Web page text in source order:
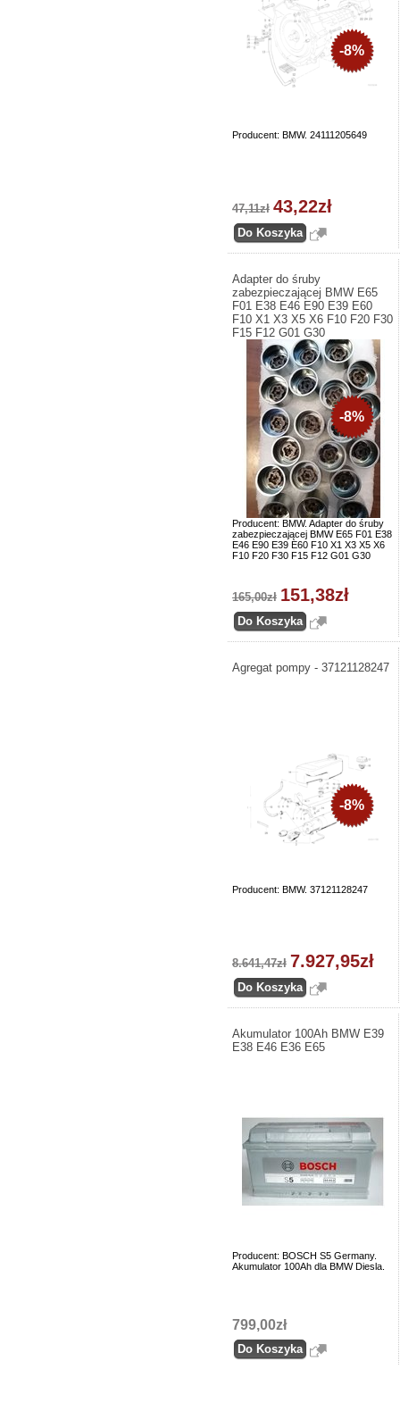
Producent: BMW. 24111205649
-8%
47,11zł 43,22zł
Adapter do śruby
zabezpieczającej BMW E65
F01 E38 E46 E90 E39 E60
F10 X1 X3 X5 X6 F10 F20 F30
F15 F12 G01 G30
Producent: BMW. Adapter do śruby
zabezpieczającej BMW E65 F01 E38
E46 E90 E39 E60 F10 X1 X3 X5 X6
F10 F20 F30 F15 F12 G01 G30
-8%
165,00zł 151,38zł
Agregat pompy - 37121128247
Producent: BMW. 37121128247
-8%
8.641,47zł 7.927,95zł
Akumulator 100Ah BMW E39
E38 E46 E36 E65
Producent: BOSCH S5 Germany.
Akumulator 100Ah dla BMW Diesla.
799,00zł